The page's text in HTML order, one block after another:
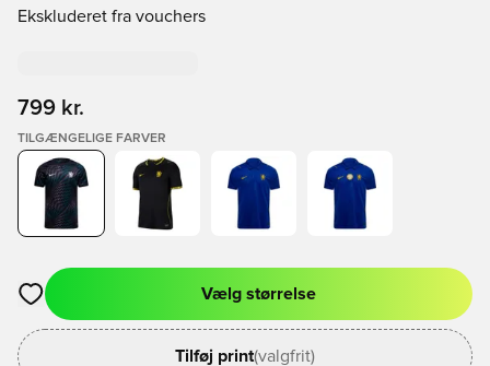
Ekskluderet fra vouchers
799 kr.
TILGÆNGELIGE FARVER
Åbner en Modal til at logge ind eller tilmelde dig som medlem
Vælg størrelse
Tilføj print(valgfrit)